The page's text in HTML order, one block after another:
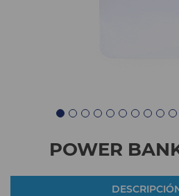
POWER